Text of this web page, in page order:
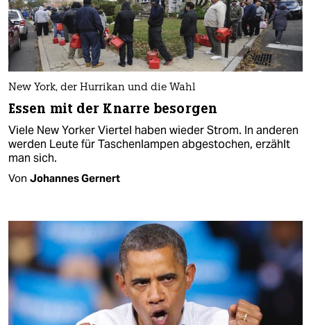
New York, der Hurrikan und die Wahl
Essen mit der Knarre besorgen
Viele New Yorker Viertel haben wieder Strom. In anderen
werden Leute für Taschenlampen abgestochen, erzählt
man sich.
Von Johannes Gernert